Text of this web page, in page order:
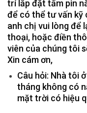
trí lắp đặt tấm pin
để có thể tư vấn kỹ
anh chị vui lòng để
thoại, hoặc điền
viên của chúng tôi
Xin cám ơn,
Câu hỏi: Nhà tôi
tháng không có
mặt trời có hiệu